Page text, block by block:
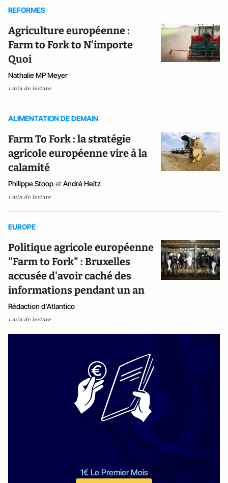
REFORMES
Agriculture européenne :
Farm to Fork to N’importe
Quoi
Nathalie MP Meyer
1 min de lecture
ALIMENTATION DE DEMAIN
Farm To Fork : la stratégie
agricole européenne vire à la
calamité
Philippe Stoop et André Heitz
1 min de lecture
EUROPE
Politique agricole européenne
"Farm to Fork" : Bruxelles
accusée d'avoir caché des
informations pendant un an
Rédaction d'Atlantico
1 min de lecture
1€ Le Premier Mois